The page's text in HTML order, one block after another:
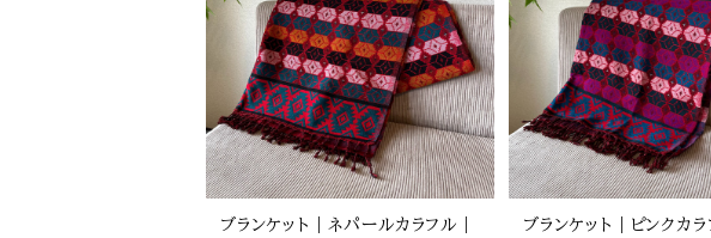
ブランケット｜ネパールカラフル｜
ブランケット｜ピンクカ